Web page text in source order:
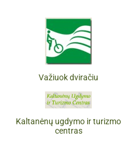
Važiuok dviračiu
Kaltanėnų ugdymo ir turizmo
centras